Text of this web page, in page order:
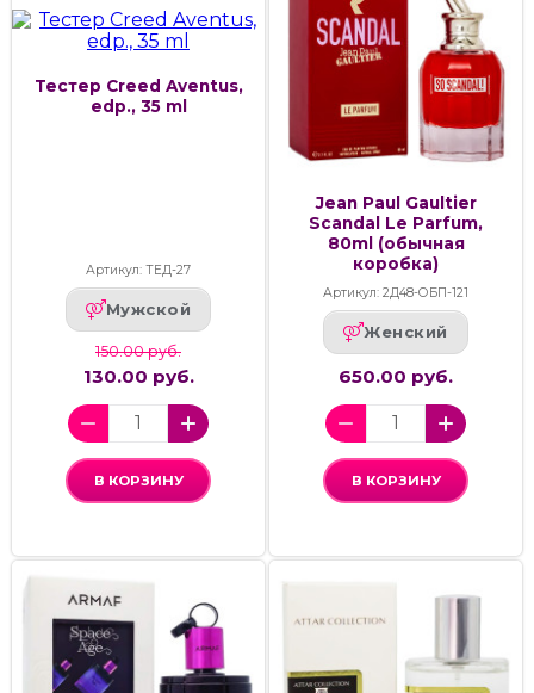
Тестер Creed Aventus,
edp., 35 ml
Артикул: ТЕД-27
Мужской
150.00 руб.
130.00 руб.
В КОРЗИНУ
Jean Paul Gaultier
Scandal Le Parfum,
80ml (обычная
коробка)
Артикул: 2Д48-ОБП-121
Женский
650.00 руб.
В КОРЗИНУ